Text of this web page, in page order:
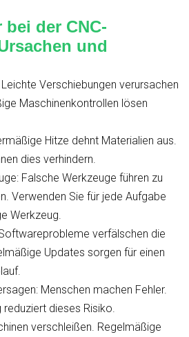
der CNC-
und
Leichte Verschiebungen verursachen
Maschinenkontrollen lösen
Hitze dehnt Materialien aus.
dies verhindern.
Falsche Werkzeuge führen zu
Verwenden Sie für jede Aufgabe
Werkzeug.
verfälschen die
Updates sorgen für einen
Menschen machen Fehler.
reduziert dieses Risiko.
verschleißen. Regelmäßige